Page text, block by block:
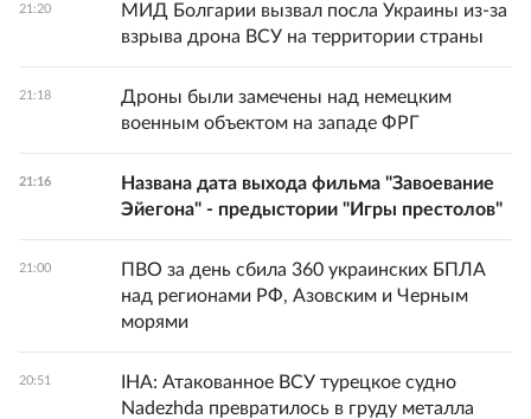
21:20
МИД Болгарии вызвал посла Украины из-за
взрыва дрона ВСУ на территории страны
21:18
Дроны были замечены над немецким
военным объектом на западе ФРГ
21:16
Названа дата выхода фильма "Завоевание
Эйегона" - предыстории "Игры престолов"
21:00
ПВО за день сбила 360 украинских БПЛА
над регионами РФ, Азовским и Черным
морями
20:51
IHA: Атакованное ВСУ турецкое судно
Nadezhda превратилось в груду металла